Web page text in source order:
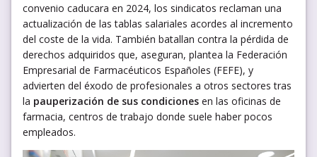
convenio caducara en 2024, los sindicatos reclaman una
actualización de las tablas salariales acordes al incremento
del coste de la vida. También batallan contra la pérdida de
derechos adquiridos que, aseguran, plantea la Federación
Empresarial de Farmacéuticos Españoles (FEFE), y
advierten del éxodo de profesionales a otros sectores tras
la pauperización de sus condiciones en las oficinas de
farmacia, centros de trabajo donde suele haber pocos
empleados.